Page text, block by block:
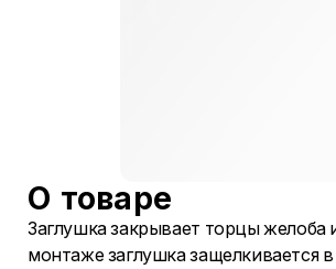
О товаре
Заглушка закрывает торцы
монтаже заглушка защелкивается